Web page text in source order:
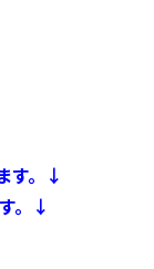
す。↓
。↓